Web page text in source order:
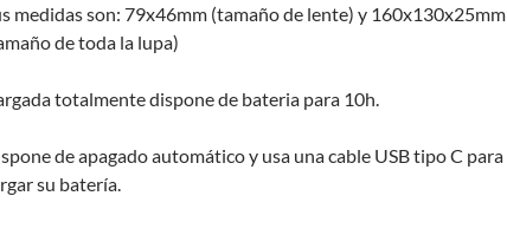
medidas son: 79x46mm (tamaño de lente) y 160x130x25mm
de toda la lupa)
totalmente dispone de bateria para 10h.
de apagado automático y usa una cable USB tipo C para
su batería.